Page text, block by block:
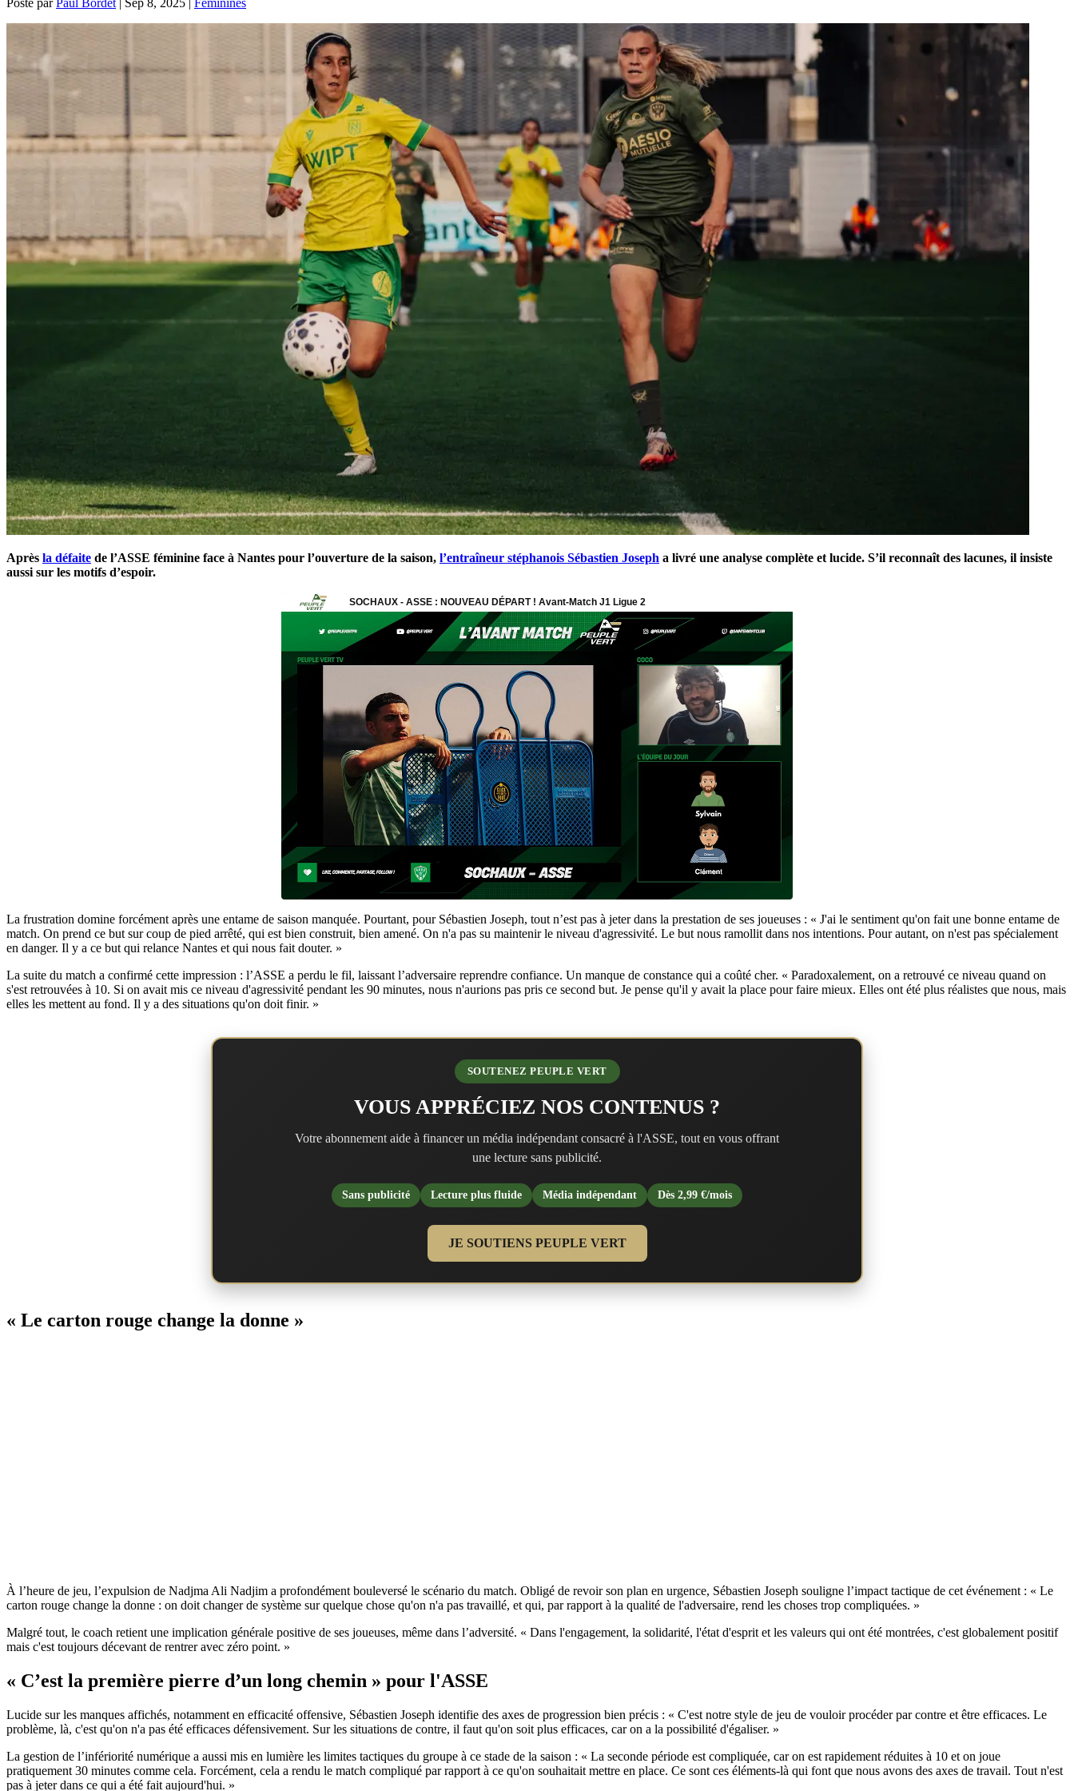
Après la défaite de l’ASSE féminine face à Nantes pour l’ouverture de la saison, l’entraîneur stéphanois Sébastien Joseph a livré une analyse complète et lucide. S’il reconnaît des lacunes, il insiste
aussi sur les motifs d’espoir.
La frustration domine forcément après une entame de saison manquée. Pourtant, pour Sébastien Joseph, tout n’est pas à jeter dans la prestation de ses joueuses : « J'ai le sentiment qu'on fait une bonne entame de
match. On prend ce but sur coup de pied arrêté, qui est bien construit, bien amené. On n'a pas su maintenir le niveau d'agressivité. Le but nous ramollit dans nos intentions. Pour autant, on n'est pas spécialement
en danger. Il y a ce but qui relance Nantes et qui nous fait douter. »
La suite du match a confirmé cette impression : l’ASSE a perdu le fil, laissant l’adversaire reprendre confiance. Un manque de constance qui a coûté cher. « Paradoxalement, on a retrouvé ce niveau quand on
s'est retrouvées à 10. Si on avait mis ce niveau d'agressivité pendant les 90 minutes, nous n'aurions pas pris ce second but. Je pense qu'il y avait la place pour faire mieux. Elles ont été plus réalistes que nous, mais
elles les mettent au fond. Il y a des situations qu'on doit finir. »
SOUTENEZ PEUPLE VERT
VOUS APPRÉCIEZ NOS CONTENUS ?
Votre abonnement aide à financer un média indépendant consacré à l'ASSE, tout en vous offrant
une lecture sans publicité.
Sans publicité Lecture plus fluide Média indépendant Dès 2,99 €/mois
JE SOUTIENS PEUPLE VERT
« Le carton rouge change la donne »
À l’heure de jeu, l’expulsion de Nadjma Ali Nadjim a profondément bouleversé le scénario du match. Obligé de revoir son plan en urgence, Sébastien Joseph souligne l’impact tactique de cet événement : « Le
carton rouge change la donne : on doit changer de système sur quelque chose qu'on n'a pas travaillé, et qui, par rapport à la qualité de l'adversaire, rend les choses trop compliquées. »
Malgré tout, le coach retient une implication générale positive de ses joueuses, même dans l’adversité. « Dans l'engagement, la solidarité, l'état d'esprit et les valeurs qui ont été montrées, c'est globalement positif
mais c'est toujours décevant de rentrer avec zéro point. »
« C’est la première pierre d’un long chemin » pour l'ASSE
Lucide sur les manques affichés, notamment en efficacité offensive, Sébastien Joseph identifie des axes de progression bien précis : « C'est notre style de jeu de vouloir procéder par contre et être efficaces. Le
problème, là, c'est qu'on n'a pas été efficaces défensivement. Sur les situations de contre, il faut qu'on soit plus efficaces, car on a la possibilité d'égaliser. »
La gestion de l’infériorité numérique a aussi mis en lumière les limites tactiques du groupe à ce stade de la saison : « La seconde période est compliquée, car on est rapidement réduites à 10 et on joue
pratiquement 30 minutes comme cela. Forcément, cela a rendu le match compliqué par rapport à ce qu'on souhaitait mettre en place. Ce sont ces éléments-là qui font que nous avons des axes de travail. Tout n'est
pas à jeter dans ce qui a été fait aujourd'hui. »